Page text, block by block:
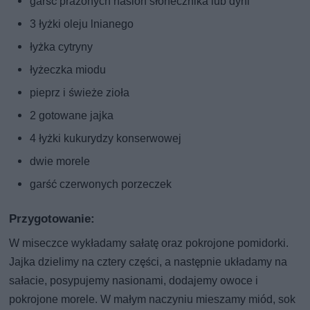
3 łyżki oleju lnianego
łyżka cytryny
łyżeczka miodu
pieprz i świeże zioła
2 gotowane jajka
4 łyżki kukurydzy konserwowej
dwie morele
garść czerwonych porzeczek
Przygotowanie:
W miseczce wykładamy sałatę oraz pokrojone pomidorki.
Jajka dzielimy na cztery części, a następnie układamy na
sałacie, posypujemy nasionami, dodajemy owoce i
pokrojone morele. W małym naczyniu mieszamy miód, sok